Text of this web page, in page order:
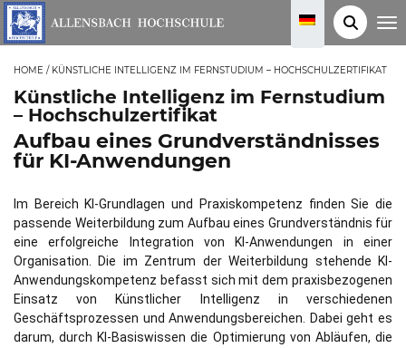
T
g
o
n
HOME / KÜNSTLICHE INTELLIGENZ IM FERNSTUDIUM – HOCHSCHULZERTIFIKAT
Künstliche Intelligenz im Fernstudium
– Hochschulzertifikat
Aufbau eines Grundverständnisses
für KI-Anwendungen
Im Bereich KI-Grundlagen und Praxiskompetenz finden Sie die
passende Weiterbildung zum Aufbau eines Grundverständnis für
eine erfolgreiche Integration von KI-Anwendungen in einer
Organisation. Die im Zentrum der Weiterbildung stehende KI-
Anwendungskompetenz befasst sich mit dem praxisbezogenen
Einsatz von Künstlicher Intelligenz in verschiedenen
Geschäftsprozessen und Anwendungsbereichen. Dabei geht es
darum, durch KI-Basiswissen die Optimierung von Abläufen, die